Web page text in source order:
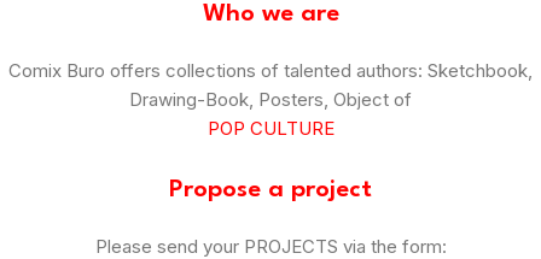
Who we are
Comix Buro offers collections of talented authors: Sketchbook,
Drawing-Book, Posters, Object of
POP CULTURE
Propose a project
Please send your PROJECTS via the form: